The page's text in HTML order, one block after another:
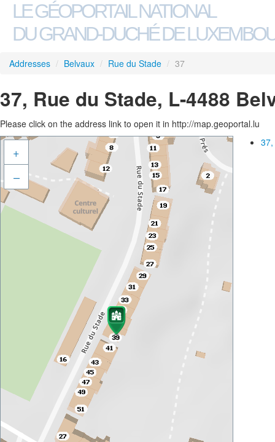
LE GÉOPORTAIL NATIONAL
DU GRAND-DUCHÉ DE
Addresses / Belvaux / Rue du Stade / 37
37, Rue du Stade, L-4488
Please click on the address link to open it in http://map.geoportal.lu
+
–